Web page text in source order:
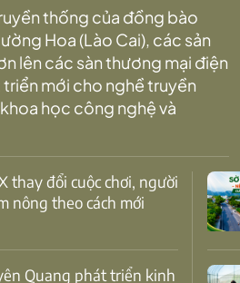
thống của đồng bào
Hoa (Lào Cai), các sản
lên các sàn thương mại điện
mới cho nghề truyền
học công nghệ và
nông theo cách mới